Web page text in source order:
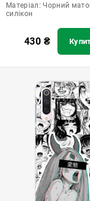
Матеріал: Чорний
силікон
430 ₴